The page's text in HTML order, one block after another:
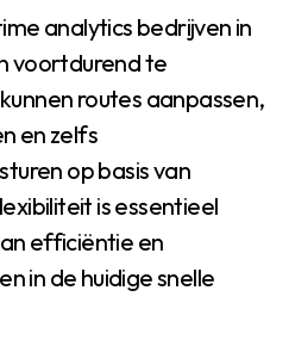
analytics bedrijven in
voortdurend te
routes aanpassen,
en zelfs
op basis van
is essentieel
efficiëntie en
in de huidige snelle